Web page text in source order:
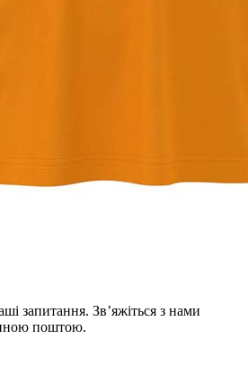
запитання. Зв’яжіться з нами
поштою.